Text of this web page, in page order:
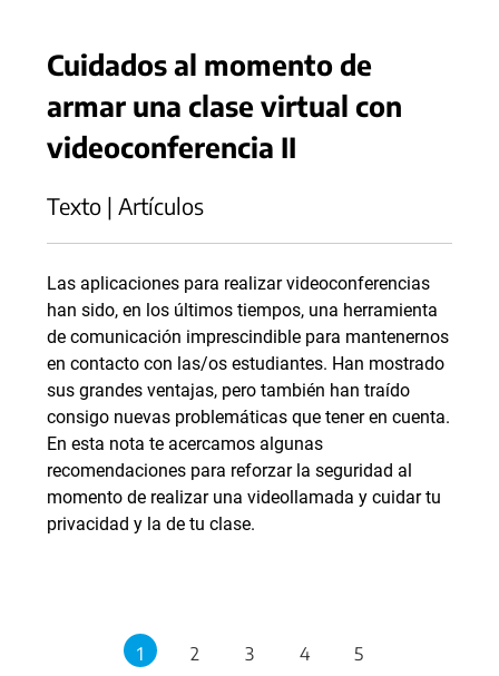
Cuidados al momento de
armar una clase virtual con
videoconferencia II
Texto | Artículos
Las aplicaciones para realizar videoconferencias
han sido, en los últimos tiempos, una herramienta
de comunicación imprescindible para mantenernos
en contacto con las/os estudiantes. Han mostrado
sus grandes ventajas, pero también han traído
consigo nuevas problemáticas que tener en cuenta.
En esta nota te acercamos algunas
recomendaciones para reforzar la seguridad al
momento de realizar una videollamada y cuidar tu
privacidad y la de tu clase.
1 2 3 4
5